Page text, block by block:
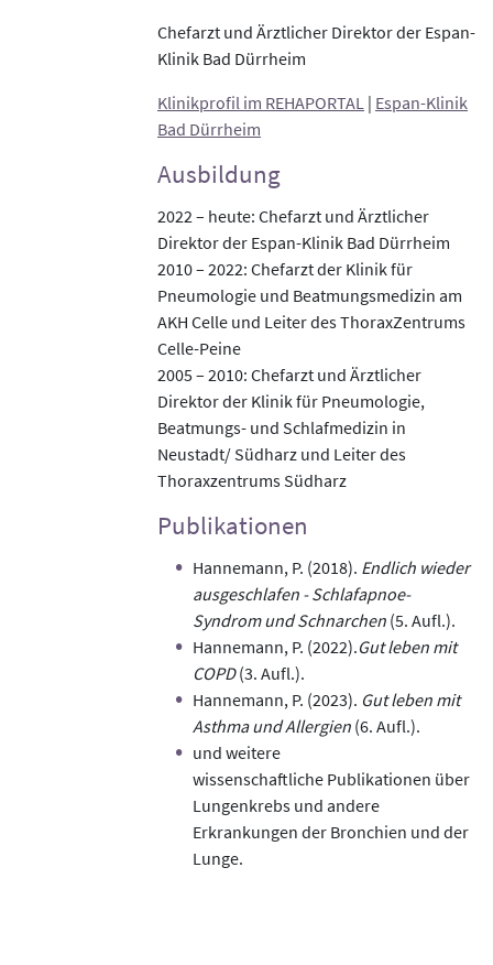
Chefarzt und Ärztlicher Direktor der Espan-
Klinik Bad Dürrheim
Klinikprofil im REHAPORTAL | Espan-Klinik
Bad Dürrheim
Ausbildung
2022 – heute: Chefarzt und Ärztlicher
Direktor der Espan-Klinik Bad Dürrheim
2010 – 2022: Chefarzt der Klinik für
Pneumologie und Beatmungsmedizin am
AKH Celle und Leiter des ThoraxZentrums
Celle-Peine
2005 – 2010: Chefarzt und Ärztlicher
Direktor der Klinik für Pneumologie,
Beatmungs- und Schlafmedizin in
Neustadt/ Südharz und Leiter des
Thoraxzentrums Südharz
Publikationen
Hannemann, P. (2018). Endlich wieder
ausgeschlafen - Schlafapnoe-
Syndrom und Schnarchen (5. Aufl.).
Hannemann, P. (2022).Gut leben mit
COPD(3. Aufl.).
Hannemann, P. (2023). Gut leben mit
Asthma und Allergien (6. Aufl.).
und weitere
wissenschaftliche Publikationen über
Lungenkrebs und andere
Erkrankungen der Bronchien und der
Lunge.